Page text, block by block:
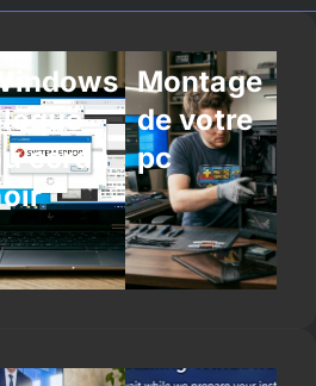
écran
Montage
de votre
pc